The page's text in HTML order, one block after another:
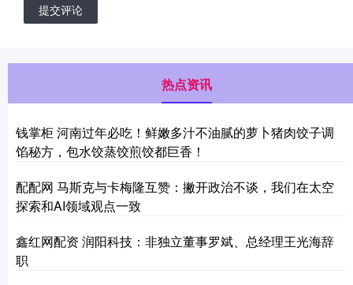
提交评论
热点资讯
钱掌柜 河南过年必吃！鲜嫩多汁不油腻的萝卜猪肉饺子调
馅秘方，包水饺蒸饺煎饺都巨香！
配配网 马斯克与卡梅隆互赞：撇开政治不谈，我们在太空
探索和AI领域观点一致
鑫红网配资 润阳科技：非独立董事罗斌、总经理王光海辞
职